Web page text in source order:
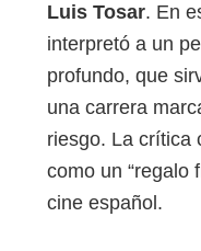
Luis Tosar. En
interpretó a un
profundo, que
una carrera
riesgo. La crítica
como un “regalo
cine español.